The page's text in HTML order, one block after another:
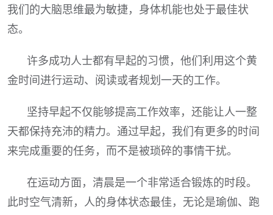
我们的大脑思维最为敏捷，身体机能也处于最佳状
态。
许多成功人士都有早起的习惯，他们利用这个黄
金时间进行运动、阅读或者规划一天的工作。
坚持早起不仅能够提高工作效率，还能让人一整
天都保持充沛的精力。通过早起，我们有更多的时间
来完成重要的任务，而不是被琐碎的事情干扰。
在运动方面，清晨是一个非常适合锻炼的时段。
此时空气清新，人的身体状态最佳，无论是瑜伽、跑